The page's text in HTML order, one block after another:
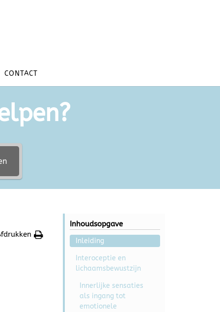
CONTACT
Inhoudsopgave
Inleiding
Interoceptie en
lichaamsbewustzijn
Innerlijke sensaties
als ingang tot
emotionele